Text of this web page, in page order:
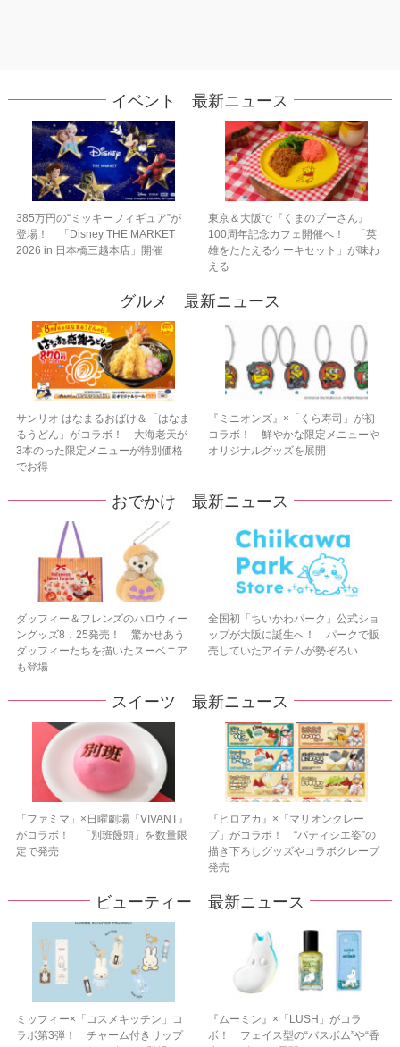
イベント 最新ニュース
385万円の“ミッキーフィギュア”が
登場！ 「Disney THE MARKET
2026 in 日本橋三越本店」開催
東京＆大阪で『くまのプーさん』
100周年記念カフェ開催へ！ 「英
雄をたたえるケーキセット」が味わ
える
グルメ 最新ニュース
サンリオ はなまるおばけ＆「はなま
るうどん」がコラボ！ 大海老天が
3本のった限定メニューが特別価格
でお得
『ミニオンズ』×「くら寿司」が初
コラボ！ 鮮やかな限定メニューや
オリジナルグッズを展開
おでかけ 最新ニュース
ダッフィー＆フレンズのハロウィー
ングッズ8．25発売！ 驚かせあう
ダッフィーたちを描いたスーベニア
も登場
全国初「ちいかわパーク」公式ショ
ップが大阪に誕生へ！ パークで販
売していたアイテムが勢ぞろい
スイーツ 最新ニュース
「ファミマ」×日曜劇場『VIVANT』
がコラボ！ 「別班饅頭」を数量限
定で発売
『ヒロアカ』×「マリオンクレー
プ」がコラボ！ “パティシエ姿”の
描き下ろしグッズやコラボクレープ
発売
ビューティー 最新ニュース
ミッフィー×「コスメキッチン」コ
ラボ第3弾！ チャーム付きリップ
『ムーミン』×「LUSH」がコラ
ボ！ フェイス型の“バスボム”や“香